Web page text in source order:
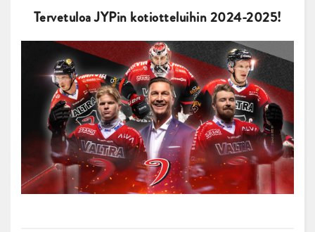
Tervetuloa JYPin kotiotteluihin 2024-2025!